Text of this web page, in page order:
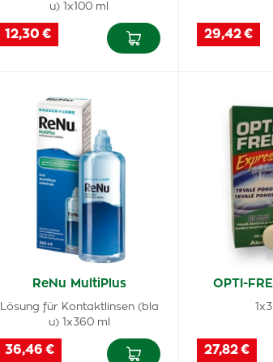
u) 1x100 ml
12,30 € 29,42 €
ReNu MultiPlus
Lösung für Kontaktlinsen (bla
u) 1x360 ml
36,46 €
OPTI-
27,82 €